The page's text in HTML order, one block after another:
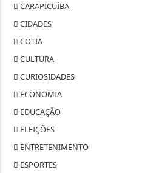
CARAPICUÍBA
CIDADES
COTIA
CULTURA
CURIOSIDADES
ECONOMIA
EDUCAÇÃO
ELEIÇÕES
ENTRETENIMENTO
ESPORTES